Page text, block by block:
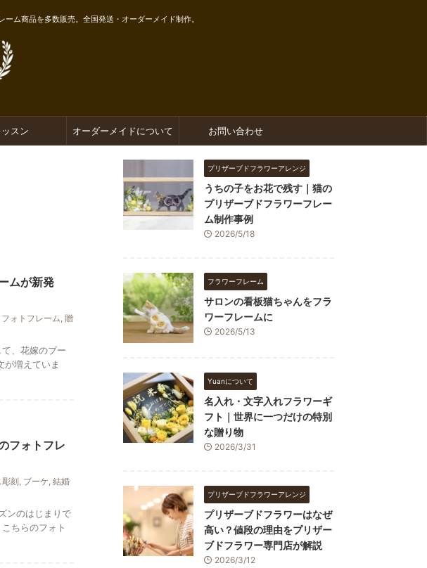
ム商品を多数販売。全国発送・オーダーメイド制作。
ッスン オーダーメイドについて お問い合わせ
ムが新発
フォトフレーム 贈
、花嫁のブー
が増えていま
フォトフレ
彫刻 ブーケ 結婚
ンのはじまりで
ちらのフォト
プリザーブドフラワーアレンジ
うちの子をお花で残す｜猫の
プリザーブドフラワーフレー
ム制作事例
2026/5/18
フラワーフレーム
サロンの看板猫ちゃんをフラ
ワーフレームに
2026/5/13
Yuanについて
名入れ・文字入れフラワーギ
フト｜世界に一つだけの特別
な贈り物
2026/3/31
プリザーブドフラワーアレンジ
プリザーブドフラワーはなぜ
高い？値段の理由をプリザー
ブドフラワー専門店が解説
2026/3/12